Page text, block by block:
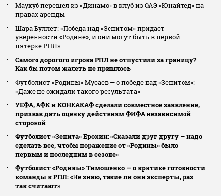
Маухуб перешел из «Динамо» в клуб из ОАЭ «Юнайтед» на
правах аренды
Шара Буллет: «Победа над «Зенитом» придаст
уверенности «Родине», и они могут быть в первой
пятерке РПЛ»
Самого дорогого игрока РПЛ не отпустили за границу?
Как бы потом жалеть не пришлось
Футболист «Родины» Мусаев — о победе над «Зенитом»:
«Даже не ожидали такого результата»
УЕФА, АФК и КОНКАКАФ сделали совместное заявление,
призвав дать оценку действиям ФИФА независимой
стороной
Футболист «Зенита» Ерохин: «Сказали друг другу — надо
сделать все, чтобы поражение от «Родины» было
первым и последним в сезоне»
Футболист «Родины» Тимошенко — о критике готовности
команды к РПЛ: «Не знаю, такие ли они эксперты, раз
так считают»